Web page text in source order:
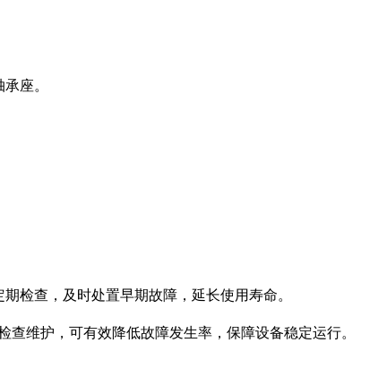
座。
检查，及时处置早期故障，延长使用寿命。
维护，可有效降低故障发生率，保障设备稳定运行。